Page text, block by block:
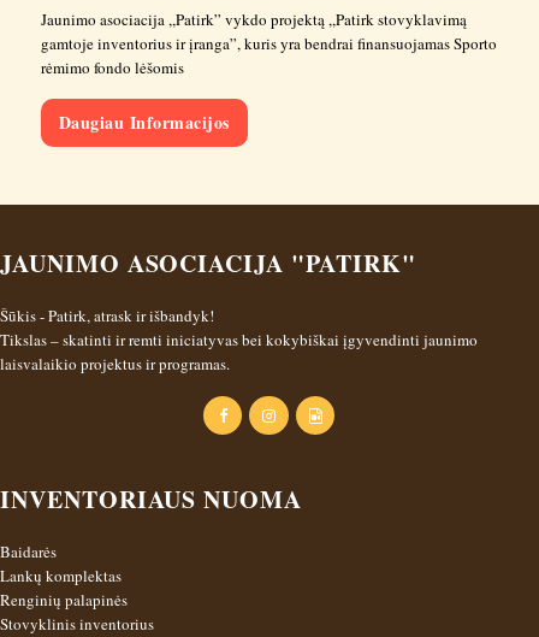
DUK
Jaunimo asociacija ,,Patirk” vykdo projektą ,,Patirk stovyklavimą
gamtoje inventorius ir įranga”, kuris yra bendrai finansuojamas Sporto
rėmimo fondo lėšomis
Daugiau Informacijos
JAUNIMO ASOCIACIJA "PATIRK"
Šūkis - Patirk, atrask ir išbandyk!
Tikslas – skatinti ir remti iniciatyvas bei kokybiškai įgyvendinti jaunimo
laisvalaikio projektus ir programas.
INVENTORIAUS NUOMA
Baidarės
Lankų komplektas
Renginių palapinės
Stovyklinis inventorius